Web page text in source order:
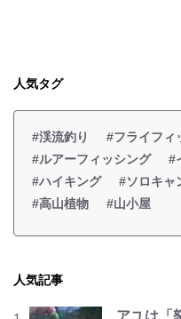
人気タグ
#渓流釣り
#フライフィ
#ルアーフィッシング
#
#ハイキング
#ソロキャ
#高山植物
#山小屋
人気記事
アユは「